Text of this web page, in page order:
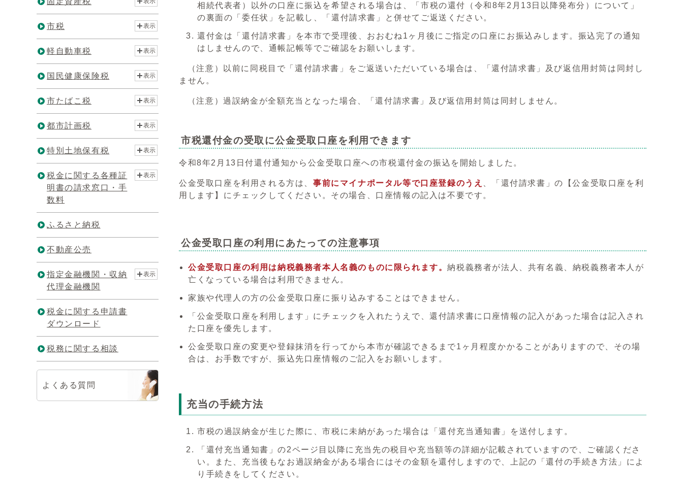
相続代表者）以外の口座に振込を希望される場合は、「市税の還付（令和8年2月13日以降発布分）について」
の裏面の「委任状」を記載し、「還付請求書」と併せてご返送ください。
還付金は「還付請求書」を本市で受理後、おおむね1ヶ月後にご指定の口座にお振込みします。振込完了の通知
はしませんので、通帳記帳等でご確認をお願いします。
（注意）以前に同税目で「還付請求書」をご返送いただいている場合は、「還付請求書」及び返信用封筒は同封し
ません。
（注意）過誤納金が全額充当となった場合、「還付請求書」及び返信用封筒は同封しません。
市税還付金の受取に公金受取口座を利用できます
令和8年2月13日付還付通知から公金受取口座への市税還付金の振込を開始しました。
公金受取口座を利用される方は、 事前にマイナポータル等で口座登録のうえ
、「還付請求書」の【公金受取口座を利
用します】にチェックしてください。その場合、口座情報の記入は不要です。
公金受取口座の利用にあたっての注意事項
公金受取口座の利用は納税義務者本人名義のものに限られます。納税義務者が法人、共有名義、納税義務者本人が
亡くなっている場合は利用できません。
家族や代理人の方の公金受取口座に振り込みすることはできません。
「公金受取口座を利用します」にチェックを入れたうえで、還付請求書に口座情報の記入があった場合は記入され
た口座を優先します。
公金受取口座の変更や登録抹消を行ってから本市が確認できるまで1ヶ月程度かかることがありますので、その場
合は、お手数ですが、振込先口座情報のご記入をお願いします。
充当の手続方法
市税の過誤納金が生じた際に、市税に未納があった場合は「還付充当通知書」を送付します。
「還付充当通知書」の2ページ目以降に充当先の税目や充当額等の詳細が記載されていますので、ご確認くださ
い。また、充当後もなお過誤納金がある場合にはその金額を還付しますので、上記の「還付の手続き方法」によ
り手続きをしてください。
市税 表示
軽自動車税 表示
国民健康保険税 表示
市たばこ税 表示
都市計画税 表示
特別土地保有税 表示
税金に関する各種証
明書の請求窓口・手
数料
表示
ふるさと納税
不動産公売
指定金融機関・収納
代理金融機関
表示
税金に関する申請書
ダウンロード
税務に関する相談
よくある質問